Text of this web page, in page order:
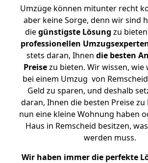
Umzüge können mitunter recht
aber keine Sorge, denn wir sind
diegünstigste Lösung zu
professionellen
stets daran, Ihnen die besten
Preisezu bieten. Wir wissen, wie
bei einem Umzug von
Geld zu sparen, und deshalb
daran, Ihnen die besten Preise zu
nun eine kleine Wohnung haben
Haus in Remscheid besitzen,
werden muss.
Wir haben immer die perfekte